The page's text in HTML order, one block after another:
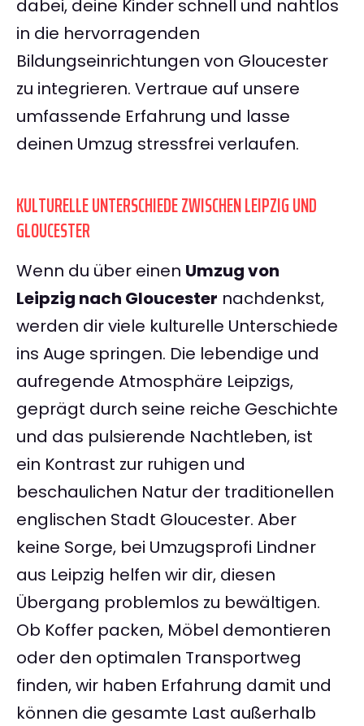
dabei, deine Kinder schnell und nahtlos
in die hervorragenden
Bildungseinrichtungen von Gloucester
zu integrieren. Vertraue auf unsere
umfassende Erfahrung und lasse
deinen Umzug stressfrei verlaufen.
KULTURELLE UNTERSCHIEDE ZWISCHEN LEIPZIG UND
GLOUCESTER
Wenn du über einen Umzug von
Leipzig nach Gloucester nachdenkst,
werden dir viele kulturelle Unterschiede
ins Auge springen. Die lebendige und
aufregende Atmosphäre Leipzigs,
geprägt durch seine reiche Geschichte
und das pulsierende Nachtleben, ist
ein Kontrast zur ruhigen und
beschaulichen Natur der traditionellen
englischen Stadt Gloucester. Aber
keine Sorge, bei Umzugsprofi Lindner
aus Leipzig helfen wir dir, diesen
Übergang problemlos zu bewältigen.
Ob Koffer packen, Möbel demontieren
oder den optimalen Transportweg
finden, wir haben Erfahrung damit und
können die gesamte Last außerhalb